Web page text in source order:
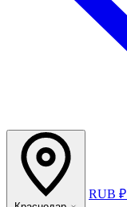
RUB ₽